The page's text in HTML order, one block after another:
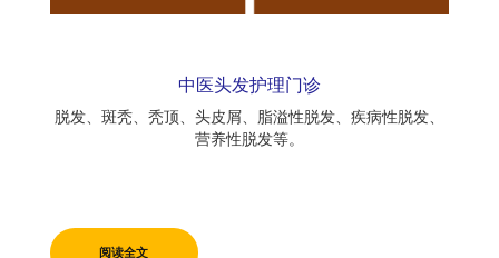
中医头发护理门诊
脱发、斑秃、秃顶、头皮屑、脂溢性脱发、疾病性脱发、
营养性脱发等。
阅读全文